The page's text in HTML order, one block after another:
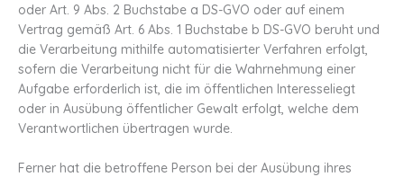
oder Art. 9 Abs. 2 Buchstabe a DS-GVO oder auf einem
Vertrag gemäß Art. 6 Abs. 1 Buchstabe b DS-GVO beruht und
die Verarbeitung mithilfe automatisierter Verfahren erfolgt,
sofern die Verarbeitung nicht für die Wahrnehmung einer
Aufgabe erforderlich ist, die im öffentlichen Interesseliegt
oder in Ausübung öffentlicher Gewalt erfolgt, welche dem
Verantwortlichen übertragen wurde.
Ferner hat die betroffene Person bei der Ausübung ihres